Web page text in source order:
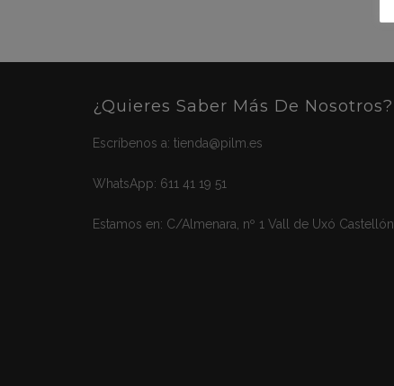
¿Quieres Saber Más De Nosotros?
Escríbenos a:tienda@pilm.es
WhatsApp: 611 41 19 51
Estamos en: C/Almenara, nº 1 Vall de Uxó Castellón